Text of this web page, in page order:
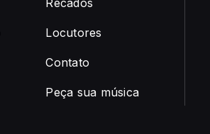
Locutores
Contato
Peça sua música